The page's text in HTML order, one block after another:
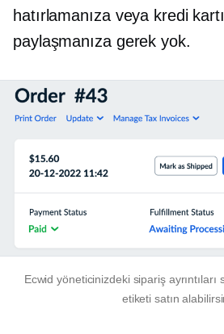
hatırlamanıza veya kredi
paylaşmanıza gerek yok.
Ecwid yöneticinizdeki sipariş ayrıntıları
etiketi satın